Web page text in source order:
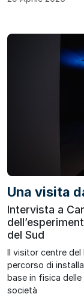
Una visita
Intervista a
del Sud
Il visitor centre del
percorso di
base in fisica
società